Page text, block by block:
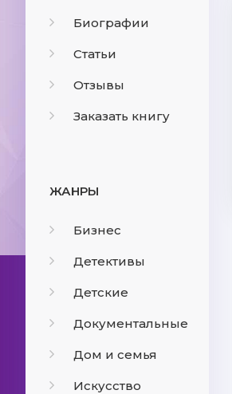
Биографии
Статьи
Отзывы
Заказать книгу
ЖАНРЫ
Бизнес
Детективы
Детские
Документальные
Дом и семья
Искусство